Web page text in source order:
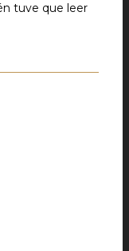
tuve que leer